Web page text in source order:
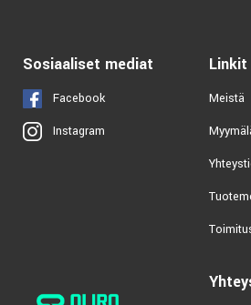
Sosiaaliset mediat
Facebook
Instagram
Linkit
Meistä